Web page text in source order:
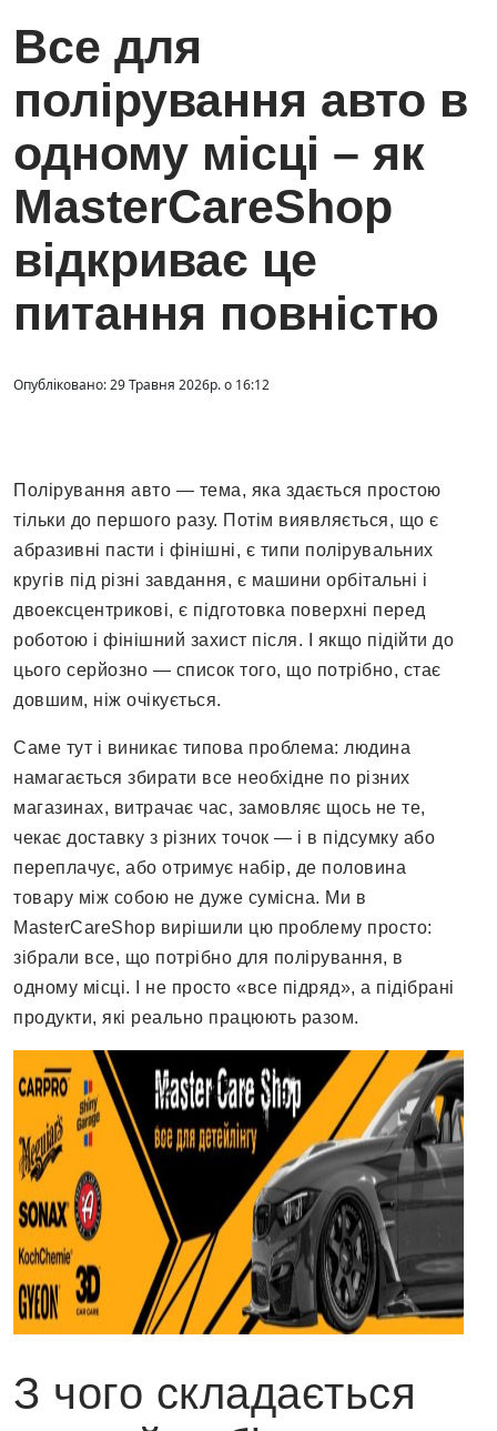
Все для
полірування авто в
одному місці – як
MasterCareShop
відкриває це
питання повністю
Опубліковано: 29 Травня 2026р. о 16:12
Полірування авто — тема, яка здається простою
тільки до першого разу. Потім виявляється, що є
абразивні пасти і фінішні, є типи полірувальних
кругів під різні завдання, є машини орбітальні і
двоексцентрикові, є підготовка поверхні перед
роботою і фінішний захист після. І якщо підійти до
цього серйозно — список того, що потрібно, стає
довшим, ніж очікується.
Саме тут і виникає типова проблема: людина
намагається збирати все необхідне по різних
магазинах, витрачає час, замовляє щось не те,
чекає доставку з різних точок — і в підсумку або
переплачує, або отримує набір, де половина
товару між собою не дуже сумісна. Ми в
MasterCareShop вирішили цю проблему просто:
зібрали все, що потрібно для полірування, в
одному місці. І не просто «все підряд», а підібрані
продукти, які реально працюють разом.
З чого складається